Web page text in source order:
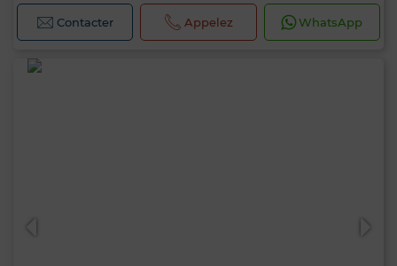
Contacter Appelez WhatsApp